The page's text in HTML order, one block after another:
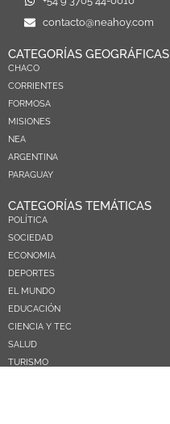
contacto@neahoy.com
CATEGORÍAS GEOGRÁFICAS
CHACO
CORRIENTES
FORMOSA
MISIONES
NEA
ARGENTINA
PARAGUAY
CATEGORÍAS TEMÁTICAS
POLÍTICA
SOCIEDAD
ECONOMIA
DEPORTES
EL MUNDO
EDUCACIÓN
CIENCIA Y TEC
SALUD
TURISMO